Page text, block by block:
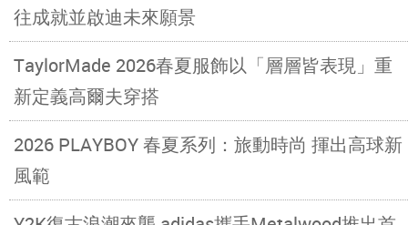
往成就並啟迪未來願景
TaylorMade 2026春夏服飾以「層層皆表現」重
新定義高爾夫穿搭
2026 PLAYBOY 春夏系列：旅動時尚 揮出高球新
風範